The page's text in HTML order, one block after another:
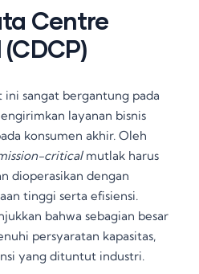
Centre
ini sangat bergantung pada
layanan bisnis
konsumen akhir. Oleh
criticalmutlak harus
dioperasikan dengan
tinggi serta efisiensi.
bahwa sebagian besar
persyaratan kapasitas,
yang dituntut industri.